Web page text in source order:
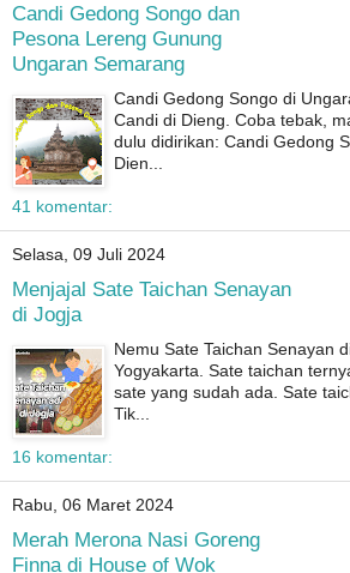
Candi Gedong Songo dan
Pesona Lereng Gunung
Ungaran Semarang
Candi Gedong Songo di
Candi di Dieng. Coba tebak,
dulu didirikan: Candi Gedong
Dien...
41 komentar:
Selasa, 09 Juli 2024
Menjajal Sate Taichan Senayan
di Jogja
Nemu Sate Taichan Senayan
Yogyakarta. Sate taichan
sate yang sudah ada. Sate
Tik...
16 komentar:
Rabu, 06 Maret 2024
Merah Merona Nasi Goreng
Finna di House of Wok